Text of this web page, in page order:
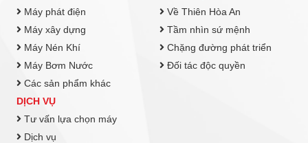
Máy phát điện
Máy xây dựng
Máy Nén Khí
Máy Bơm Nước
Các sản phẩm khác
Về Thiên Hòa An
Tầm nhìn sứ mệnh
Chặng đường phát triển
Đối tác độc quyền
DỊCH VỤ
Tư vấn lựa chọn máy
Dịch vụ